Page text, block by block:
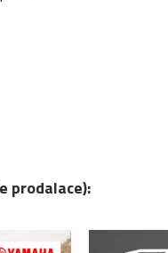
prodalace):